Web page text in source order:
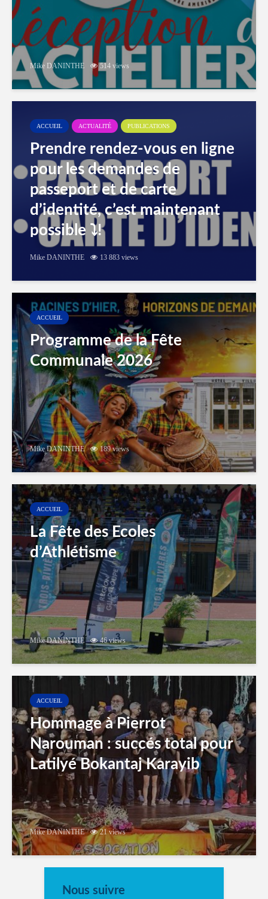
Mike DANINTHE 514 views
ACCUEIL ACTUALITÉ PUBLICATIONS
Prendre rendez-vous en ligne
pour les demandes de
passeport et de carte
d’identité, c’est maintenant
possible ⤵️!
Mike DANINTHE 13 883 views
ACCUEIL
Programme de la Fête
Communale 2026
Mike DANINTHE 189 views
ACCUEIL
La Fête des Ecoles
d’Athlétisme
Mike DANINTHE 46 views
ACCUEIL
Hommage à Pierrot
Narouman : succés total pour
Latilyé Bokantaj Karayib
Mike DANINTHE 21 views
Nous suivre